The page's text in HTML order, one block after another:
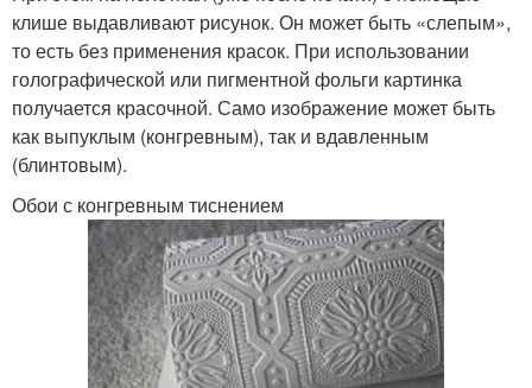
клише выдавливают рисунок. Он может быть «слепым»,
то есть без применения красок. При использовании
голографической или пигментной фольги картинка
получается красочной. Само изображение может быть
как выпуклым (конгревным), так и вдавленным
(блинтовым).
Обои с конгревным тиснением